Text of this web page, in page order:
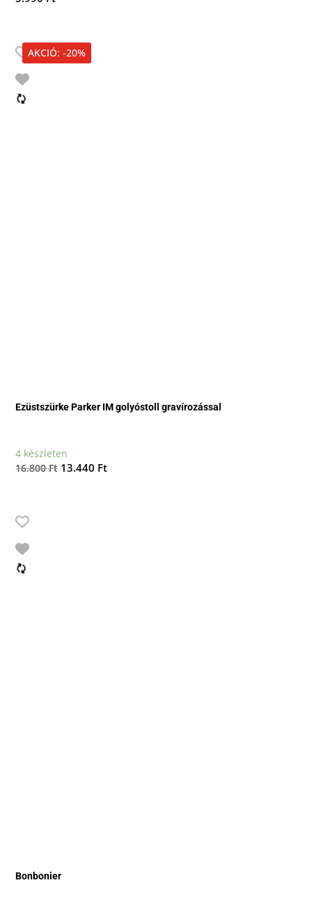
AKCIÓ: -20%
Ezüstszürke Parker IM golyóstoll gravírozással
4 készleten
16.800Ft Original
13.440 FtCurrent
Bonbonier